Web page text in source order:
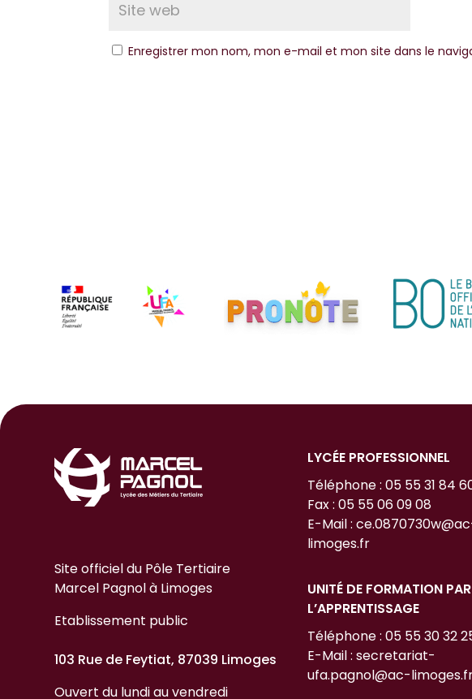
Enregistrer mon nom, mon e-mail et mon site dans le
Site officiel du Pôle Tertiaire
Marcel Pagnol à Limoges
Etablissement public
103 Rue de Feytiat, 87039 Limoges
Ouvert du lundi au vendredi
LYCÉE PROFESSIONNEL
Téléphone : 05 55 31 84
Fax : 05 55 06 09 08
E-Mail :
limoges.fr
UNITÉ DE FORMATION PAR
L’APPRENTISSAGE
Téléphone : 05 55 30 32
E-Mail : secretariat-
ufa.pagnol@ac-